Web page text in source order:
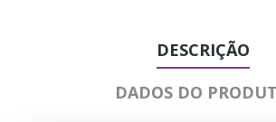
DESCRIÇÃO
DADOS DO